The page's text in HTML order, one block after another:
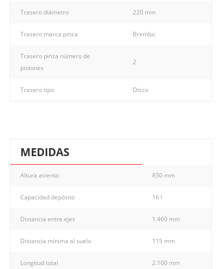
Trasero diámetro 220 mm
Trasero marca pinza Brembo
Trasero pinza número de
pistones
2
Trasero tipo Disco
MEDIDAS
Altura asiento 830 mm
Capacidad depósito 16 l
Distancia entre ejes 1.460 mm
Distancia mínima al suelo 115 mm
Longitud total 2.100 mm